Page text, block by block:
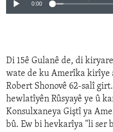
0:00
Di 15ê Gulanê de, di
wate de ku Amerîka kirîye
Robert Shonovê 62-salî
hewlatîyên Rûsyayê ye û
Konsulxaneya Giştî ya
bû. Ew bi hevkarîya "li ser